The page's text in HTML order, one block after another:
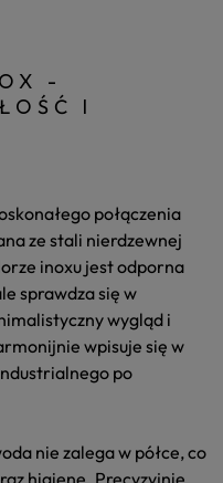
-
I
połączenia
ze stali nierdzewnej
inoxu jest odporna
sprawdza się w
wygląd i
wpisuje się w
po
nie zalega w półce, co